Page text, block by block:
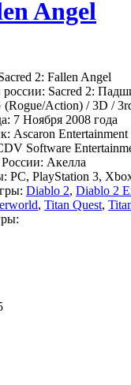
Angel
2: Fallen Angel
россии: Sacred 2:
Action) / 3D /
7 Ноября 2008 года
Ascaron Entertainment
Software
Акелла
PC, PlayStation 3,
Diablo 2, Diablo 2
, Titan Quest,